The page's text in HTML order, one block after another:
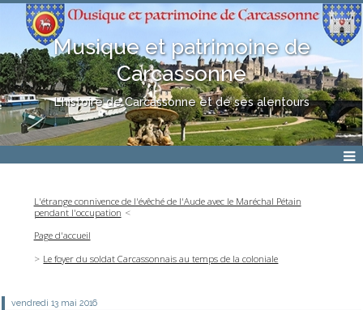
Musique et patrimoine de
Carcassonne
L'histoire de Carcassonne et de ses alentours
L'étrange connivence de l'évêché de l'Aude avec le Maréchal Pétain
pendant l'occupation
Page d'accueil
Le foyer du soldat Carcassonnais au temps de la coloniale
vendredi 13 mai 2016